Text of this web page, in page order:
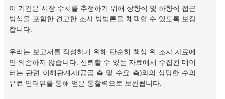
이 기간은 시장 수치를 추정하기 위해 상향식 및 하향식 접근
방식을 포함한 견고한 조사 방법론을 채택할 수 있도록 보장
합니다.
우리는 보고서를 작성하기 위해 단순히 책상 위 조사 자료에
만 의존하지 않습니다. 신뢰할 수 있는 자료에서 수집된 데이
터는 관련 이해관계자(공급 측 및 수요 측)와의 상당한 수의
유료 인터뷰를 통해 얻은 통찰력으로 보완됩니다.